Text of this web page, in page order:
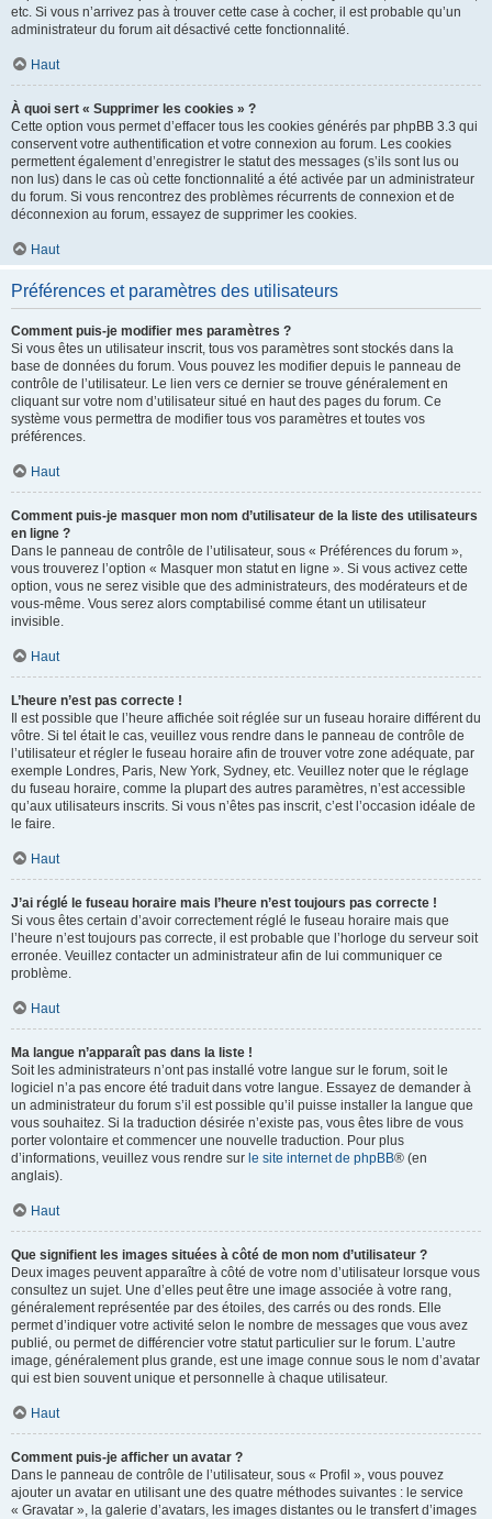
etc. Si vous n’arrivez pas à trouver cette case à cocher, il est probable qu’un
administrateur du forum ait désactivé cette fonctionnalité.
Haut
À quoi sert « Supprimer les cookies » ?
Cette option vous permet d’effacer tous les cookies générés par phpBB 3.3 qui
conservent votre authentification et votre connexion au forum. Les cookies
permettent également d’enregistrer le statut des messages (s’ils sont lus ou
non lus) dans le cas où cette fonctionnalité a été activée par un administrateur
du forum. Si vous rencontrez des problèmes récurrents de connexion et de
déconnexion au forum, essayez de supprimer les cookies.
Haut
Préférences et paramètres des utilisateurs
Comment puis-je modifier mes paramètres ?
Si vous êtes un utilisateur inscrit, tous vos paramètres sont stockés dans la
base de données du forum. Vous pouvez les modifier depuis le panneau de
contrôle de l’utilisateur. Le lien vers ce dernier se trouve généralement en
cliquant sur votre nom d’utilisateur situé en haut des pages du forum. Ce
système vous permettra de modifier tous vos paramètres et toutes vos
préférences.
Haut
Comment puis-je masquer mon nom d’utilisateur de la liste des utilisateurs
en ligne ?
Dans le panneau de contrôle de l’utilisateur, sous « Préférences du forum »,
vous trouverez l’option « Masquer mon statut en ligne ». Si vous activez cette
option, vous ne serez visible que des administrateurs, des modérateurs et de
vous-même. Vous serez alors comptabilisé comme étant un utilisateur
invisible.
Haut
L’heure n’est pas correcte !
Il est possible que l’heure affichée soit réglée sur un fuseau horaire différent du
vôtre. Si tel était le cas, veuillez vous rendre dans le panneau de contrôle de
l’utilisateur et régler le fuseau horaire afin de trouver votre zone adéquate, par
exemple Londres, Paris, New York, Sydney, etc. Veuillez noter que le réglage
du fuseau horaire, comme la plupart des autres paramètres, n’est accessible
qu’aux utilisateurs inscrits. Si vous n’êtes pas inscrit, c’est l’occasion idéale de
le faire.
Haut
J’ai réglé le fuseau horaire mais l’heure n’est toujours pas correcte !
Si vous êtes certain d’avoir correctement réglé le fuseau horaire mais que
l’heure n’est toujours pas correcte, il est probable que l’horloge du serveur soit
erronée. Veuillez contacter un administrateur afin de lui communiquer ce
problème.
Haut
Ma langue n’apparaît pas dans la liste !
Soit les administrateurs n’ont pas installé votre langue sur le forum, soit le
logiciel n’a pas encore été traduit dans votre langue. Essayez de demander à
un administrateur du forum s’il est possible qu’il puisse installer la langue que
vous souhaitez. Si la traduction désirée n’existe pas, vous êtes libre de vous
porter volontaire et commencer une nouvelle traduction. Pour plus
d’informations, veuillez vous rendre sur le site internet de phpBB® (en
anglais).
Haut
Que signifient les images situées à côté de mon nom d’utilisateur ?
Deux images peuvent apparaître à côté de votre nom d’utilisateur lorsque vous
consultez un sujet. Une d’elles peut être une image associée à votre rang,
généralement représentée par des étoiles, des carrés ou des ronds. Elle
permet d’indiquer votre activité selon le nombre de messages que vous avez
publié, ou permet de différencier votre statut particulier sur le forum. L’autre
image, généralement plus grande, est une image connue sous le nom d’avatar
qui est bien souvent unique et personnelle à chaque utilisateur.
Haut
Comment puis-je afficher un avatar ?
Dans le panneau de contrôle de l’utilisateur, sous « Profil », vous pouvez
ajouter un avatar en utilisant une des quatre méthodes suivantes : le service
« Gravatar », la galerie d’avatars, les images distantes ou le transfert d’images